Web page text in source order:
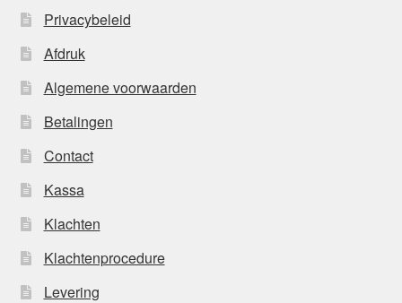
Privacybeleid
Afdruk
Algemene voorwaarden
Betalingen
Contact
Kassa
Klachten
Klachtenprocedure
Levering